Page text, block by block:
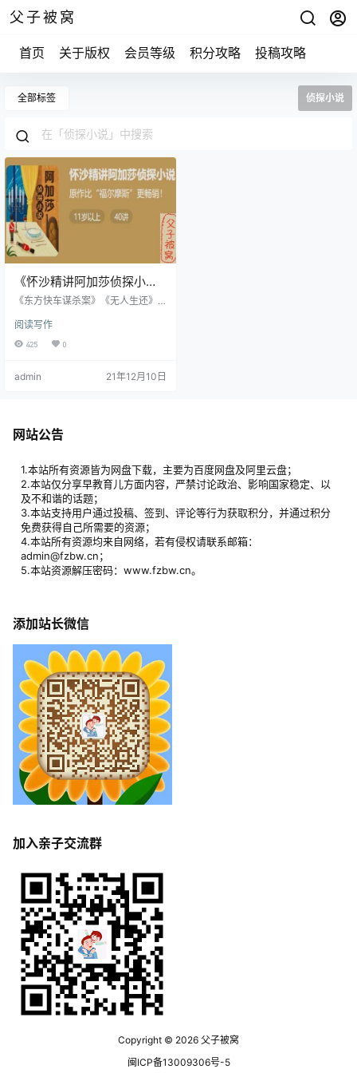
父子被窝
首页 关于版权 会员等级 积分攻略 投稿攻略
全部标签 侦探小说
《怀沙精讲阿加莎侦探小
说》mp3音频 共41集
《东方快车谋杀案》《无人生还》
这些耳熟能详的经典侦探故事，都
是加莎的作品。 阿加莎被称为“侦探
斯”更畅销。阿加莎的作品，你必须
看？我们为你精选了最精彩的17
本。 《斯泰尔斯庄园奇案》~阿加莎
阅读写作
425 0
admin 21年12月10日
网站公告
1.本站所有资源皆为网盘下载，主要为百度网盘及阿里云盘；
2.本站仅分享早教育儿方面内容，严禁讨论政治、影响国家稳定、以
及不和谐的话题；
3.本站支持用户通过投稿、签到、评论等行为获取积分，并通过积分
免费获得自己所需要的资源；
4.本站所有资源均来自网络，若有侵权请联系邮箱：
admin@fzbw.cn；
5.本站资源解压密码：www.fzbw.cn。
添加站长微信
加入亲子交流群
Copyright © 2026 父子被窝
闽ICP备13009306号-5